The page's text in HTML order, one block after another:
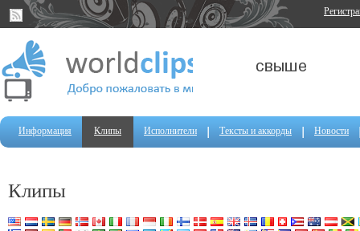
Информация Клипы Исполнители Тексты и аккорды Новости
Клипы